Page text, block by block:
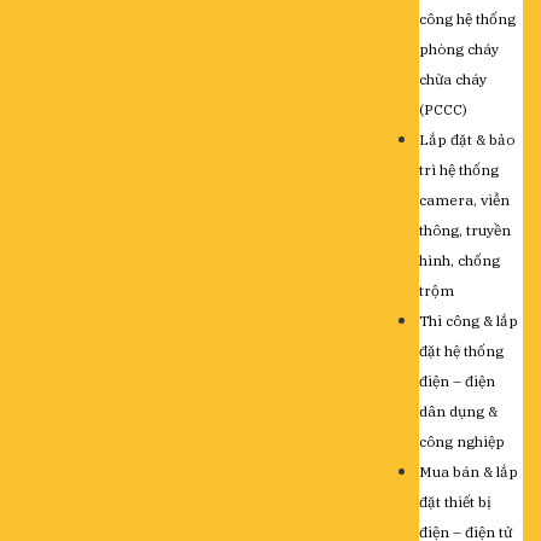
công hệ thống
phòng cháy
chữa cháy
(PCCC)
Lắp đặt & bảo
trì hệ thống
camera, viễn
thông, truyền
hình, chống
trộm
Thi công & lắp
đặt hệ thống
điện – điện
dân dụng &
công nghiệp
Mua bán & lắp
đặt thiết bị
điện – điện tử